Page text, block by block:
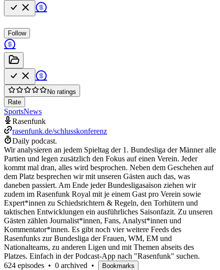
Follow
No ratings
Rate
SportsNews
Rasenfunk
rasenfunk.de/schlusskonferenz
Daily podcast.
Wir analysieren an jedem Spieltag der 1. Bundesliga der Männer alle
Partien und legen zusätzlich den Fokus auf einen Verein. Jeder
kommt mal dran, alles wird besprochen. Neben dem Geschehen auf
dem Platz besprechen wir mit unseren Gästen auch das, was
daneben passiert. Am Ende jeder Bundesligasaison ziehen wir
zudem im Rasenfunk Royal mit je einem Gast pro Verein sowie
Expert*innen zu Schiedsrichtern & Regeln, den Torhütern und
taktischen Entwicklungen ein ausführliches Saisonfazit. Zu unseren
Gästen zählen Journalist*innen, Fans, Analyst*innen und
Kommentator*innen. Es gibt noch vier weitere Feeds des
Rasenfunks zur Bundesliga der Frauen, WM, EM und
Nationalteams, zu anderen Ligen und mit Themen abseits des
Platzes. Einfach in der Podcast-App nach "Rasenfunk" suchen.
624 episodes • 0 archived • Bookmarks